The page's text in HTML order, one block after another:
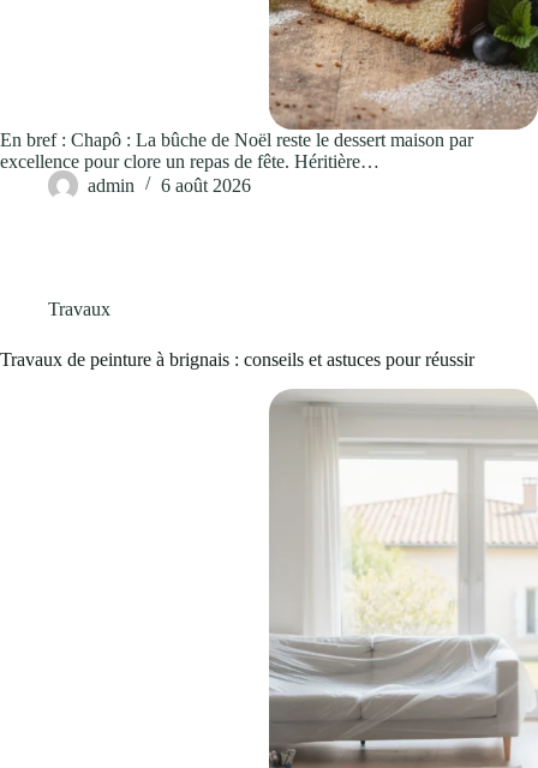
En bref : Chapô : La bûche de Noël reste le dessert maison par
excellence pour clore un repas de fête. Héritière…
admin
6 août 2026
Travaux
Travaux de peinture à brignais : conseils et astuces pour réussir